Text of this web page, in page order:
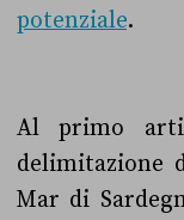
potenziale.
Al primo
delimitazione
Mar di